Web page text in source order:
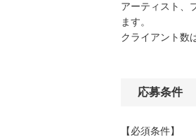
アーティスト、
ます。
クライアント数
応募条件
【必須条件】